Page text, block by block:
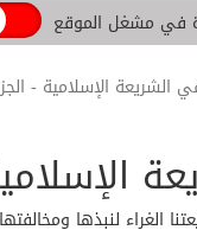
في مشغل الموقع
الشريعة الإسلامية -
لنبذها